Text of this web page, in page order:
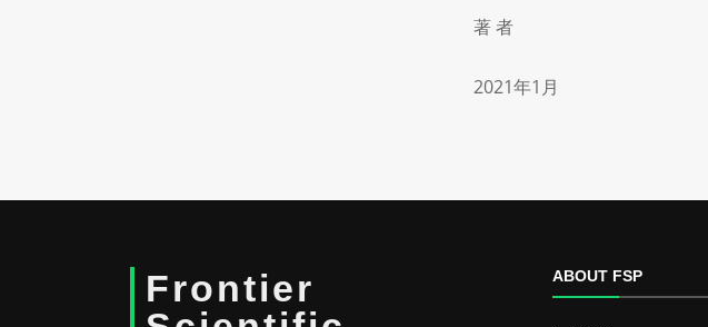
著 者
2021年1月
Frontier
ABOUT FSP